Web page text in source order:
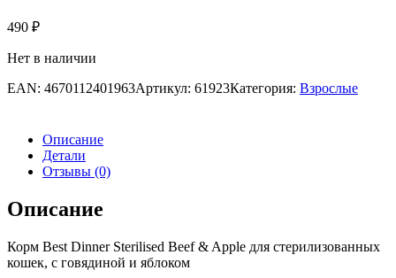
490 ₽
Нет в наличии
EAN: 4670112401963Артикул: 61923Категория: Взрослые
Описание
Детали
Отзывы (0)
Описание
Корм Best Dinner Sterilised Beef & Apple для стерилизованных
кошек, с говядиной и яблоком